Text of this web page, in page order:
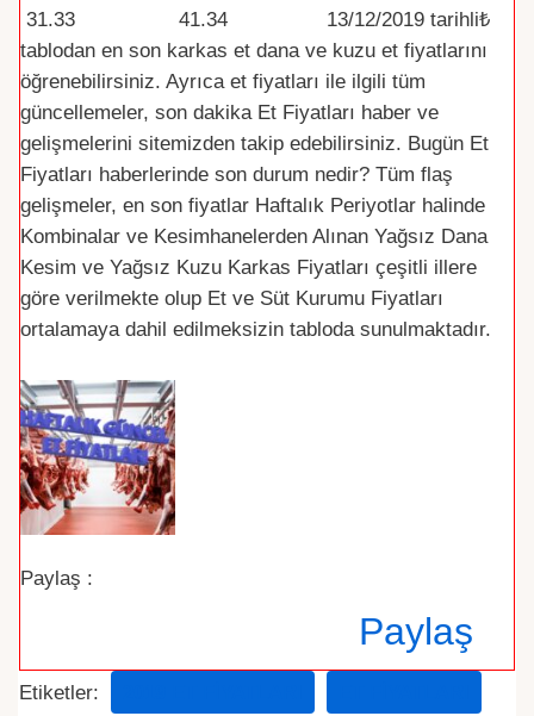
31.33
41.34 ₺
13/12/2019tarihli
tablodan en son karkas et dana ve kuzu et fiyatlarını
öğrenebilirsiniz. Ayrıca et fiyatları ile ilgili tüm
güncellemeler, son dakika Et Fiyatları haber ve
gelişmelerini sitemizden takip edebilirsiniz. Bugün Et
Fiyatları haberlerinde son durum nedir? Tüm flaş
gelişmeler, en son fiyatlar Haftalık Periyotlar halinde
Kombinalar ve Kesimhanelerden Alınan Yağsız Dana
Kesim ve Yağsız Kuzu Karkas Fiyatları çeşitli illere
göre verilmekte olup Et ve Süt Kurumu Fiyatları
ortalamaya dahil edilmeksizin tabloda sunulmaktadır.
Paylaş :
Paylaş
Etiketler: